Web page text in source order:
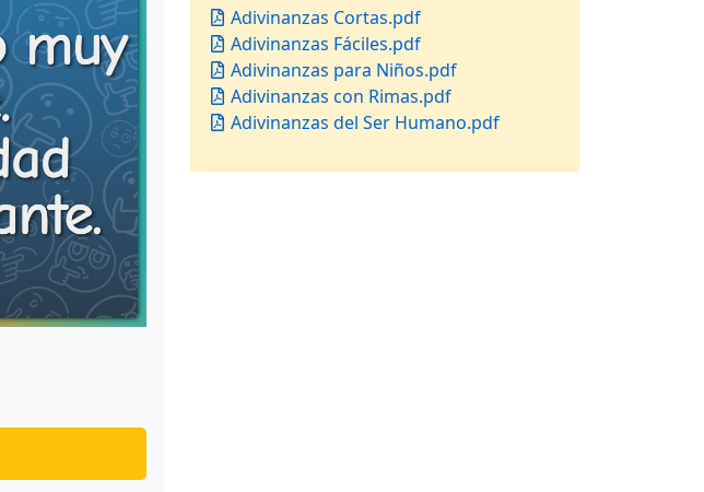
Adivinanzas Cortas.pdf
Adivinanzas Fáciles.pdf
Adivinanzas para Niños.pdf
Adivinanzas con Rimas.pdf
Adivinanzas del Ser Humano.pdf